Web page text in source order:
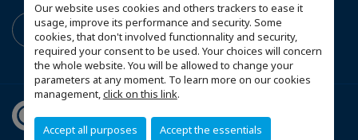
Our website uses cookies and others trackers to ease it
usage, improve its performance and security. Some
cookies, that don't involved functionnality and security,
required your consent to be used. Your choices will concern
the whole website. You will be allowed to change your
parameters at any moment. To learn more on our cookies
management,click on this link.
Accept all purposes Accept the essentials